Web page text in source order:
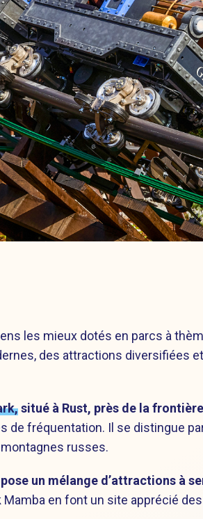
les mieux dotés en parcs à
des attractions diversifiées
situé à Rust, près de la
de fréquentation. Il se distingue
russes.
un mélange d’attractions à
en font un site apprécié